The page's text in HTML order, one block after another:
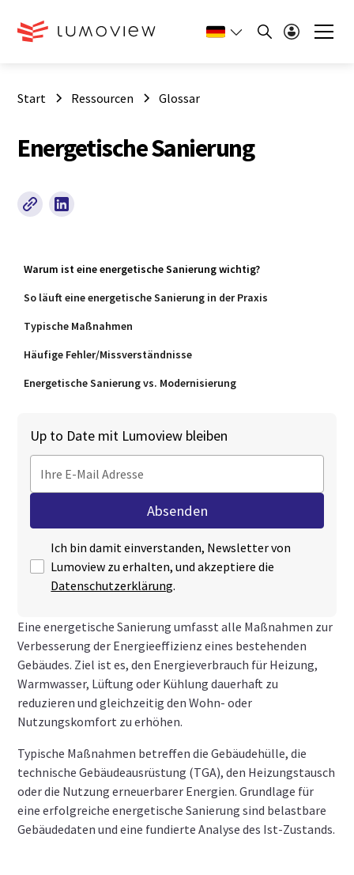
Start Ressourcen Glossar
Energetische Sanierung
Eine energetische Sanierung umfasst alle Maßnahmen zur
Verbesserung der Energieeffizienz eines bestehenden
Gebäudes. Ziel ist es, den Energieverbrauch für Heizung,
Warmwasser, Lüftung oder Kühlung dauerhaft zu
reduzieren und gleichzeitig den Wohn- oder
Nutzungskomfort zu erhöhen.
Typische Maßnahmen betreffen die Gebäudehülle, die
technische Gebäudeausrüstung (TGA), den Heizungstausch
oder die Nutzung erneuerbarer Energien. Grundlage für
eine erfolgreiche energetische Sanierung sind belastbare
Gebäudedaten und eine fundierte Analyse des Ist-Zustands.
Warum ist eine energetische Sanierung wichtig?
So läuft eine energetische Sanierung in der Praxis
Typische Maßnahmen
Häufige Fehler/Missverständnisse
Energetische Sanierung vs. Modernisierung
Up to Date mit Lumoview bleiben
Ich bin damit einverstanden, Newsletter von
Lumoview zu erhalten, und akzeptiere die
Datenschutzerklärung.